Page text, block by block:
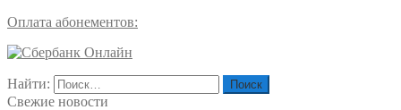
Оплата абонементов:
Найти:
Свежие новости